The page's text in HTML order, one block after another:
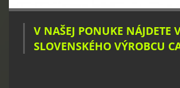
V NAŠEJ PONUKE NÁJDETE
SLOVENSKÉHO VÝROBCU